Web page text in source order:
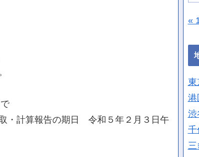
・計算報告の期日 令和５年２月３日午
«
東
港
渋
千
三